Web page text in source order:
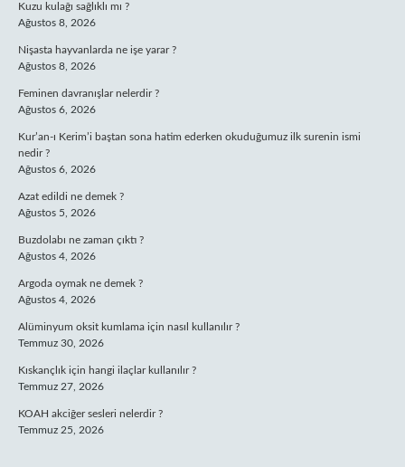
Kuzu kulağı sağlıklı mı ?
Ağustos 8, 2026
Nişasta hayvanlarda ne işe yarar ?
Ağustos 8, 2026
Feminen davranışlar nelerdir ?
Ağustos 6, 2026
Kur’an-ı Kerim’i baştan sona hatim ederken okuduğumuz ilk surenin ismi
nedir ?
Ağustos 6, 2026
Azat edildi ne demek ?
Ağustos 5, 2026
Buzdolabı ne zaman çıktı ?
Ağustos 4, 2026
Argoda oymak ne demek ?
Ağustos 4, 2026
Alüminyum oksit kumlama için nasıl kullanılır ?
Temmuz 30, 2026
Kıskançlık için hangi ilaçlar kullanılır ?
Temmuz 27, 2026
KOAH akciğer sesleri nelerdir ?
Temmuz 25, 2026